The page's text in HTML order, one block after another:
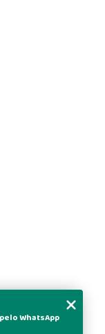
WhatsApp